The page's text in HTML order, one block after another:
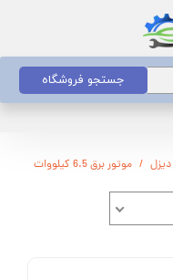
جستجو فروشگاه
موتور برق 6.5 کیلووات